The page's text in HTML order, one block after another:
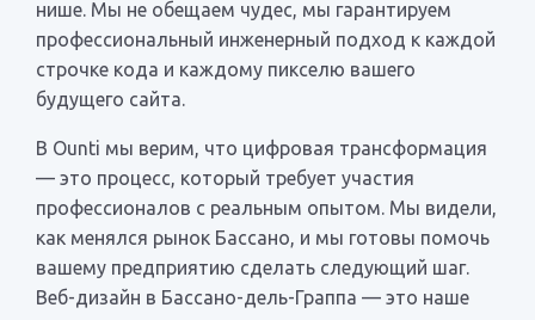
нише. Мы не обещаем чудес, мы гарантируем
профессиональный инженерный подход к каждой
строчке кода и каждому пикселю вашего
будущего сайта.
В Ounti мы верим, что цифровая трансформация
— это процесс, который требует участия
профессионалов с реальным опытом. Мы видели,
как менялся рынок Бассано, и мы готовы помочь
вашему предприятию сделать следующий шаг.
Веб-дизайн в Бассано-дель-Граппа — это наше